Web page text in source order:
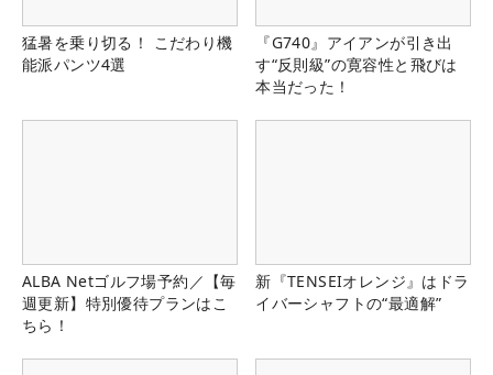
猛暑を乗り切る！ こだわり機
能派パンツ4選
『G740』アイアンが引き出
す“反則級”の寛容性と飛びは
本当だった！
ALBA Netゴルフ場予約／【毎
週更新】特別優待プランはこ
ちら！
新『TENSEIオレンジ』はドラ
イバーシャフトの“最適解”